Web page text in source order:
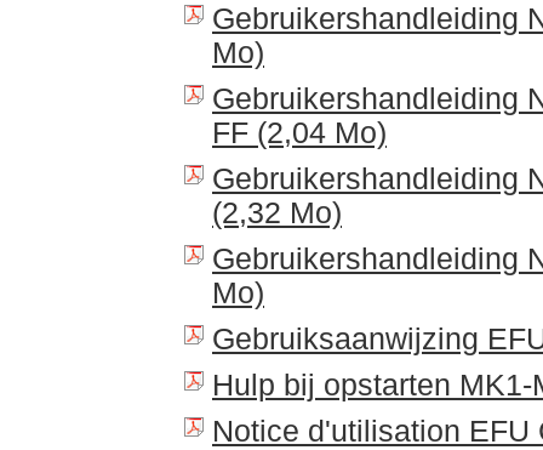
Gebruikershandleiding
Mo)
Gebruikershandleiding
FF (2,04 Mo)
Gebruikershandleiding
(2,32 Mo)
Gebruikershandleiding
Mo)
Gebruiksaanwijzing
Hulp bij opstarten
Notice d'utilisation EFU